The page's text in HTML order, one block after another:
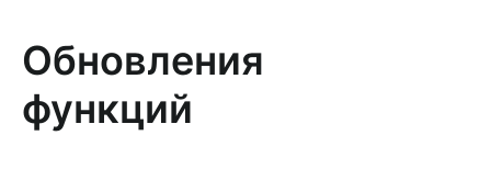
Обновления
функций